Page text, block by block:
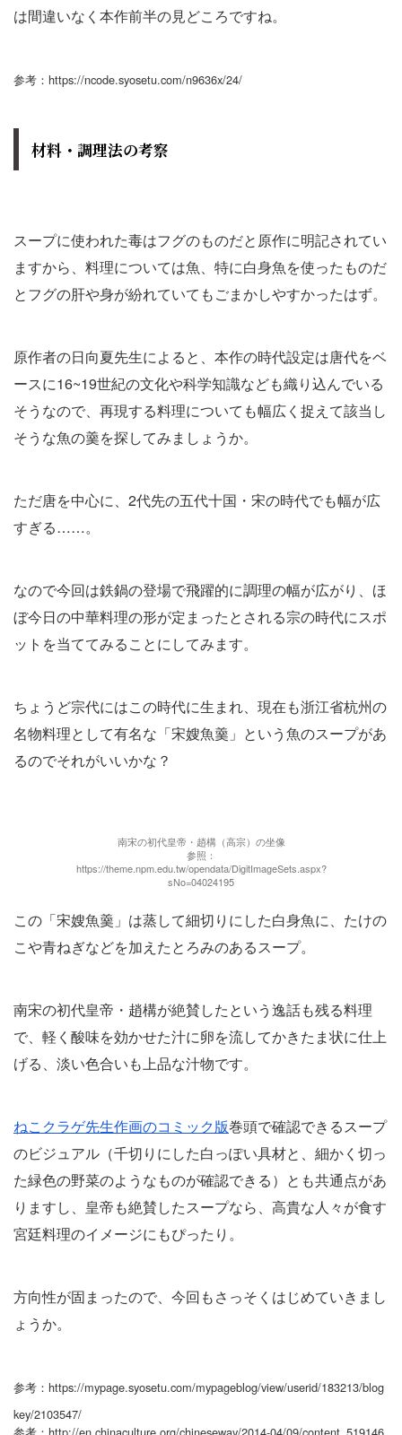
は間違いなく本作前半の見どころですね。
参考：https://ncode.syosetu.com/n9636x/24/
材料・調理法の考察
スープに使われた毒はフグのものだと原作に明記されてい
ますから、料理については魚、特に白身魚を使ったものだ
とフグの肝や身が紛れていてもごまかしやすかったはず。
原作者の日向夏先生によると、本作の時代設定は唐代をベ
ースに16~19世紀の文化や科学知識なども織り込んでいる
そうなので、再現する料理についても幅広く捉えて該当し
そうな魚の羹を探してみましょうか。
ただ唐を中心に、2代先の五代十国・宋の時代でも幅が広
すぎる……。
なので今回は鉄鍋の登場で飛躍的に調理の幅が広がり、ほ
ぼ今日の中華料理の形が定まったとされる宗の時代にスポ
ットを当ててみることにしてみます。
ちょうど宗代にはこの時代に生まれ、現在も浙江省杭州の
名物料理として有名な「宋嫂魚羹」という魚のスープがあ
るのでそれがいいかな？
南宋の初代皇帝・趙構（高宗）の坐像
参照：
https://theme.npm.edu.tw/opendata/DigitImageSets.aspx?
sNo=04024195
この「宋嫂魚羹」は蒸して細切りにした白身魚に、たけの
こや青ねぎなどを加えたとろみのあるスープ。
南宋の初代皇帝・趙構が絶賛したという逸話も残る料理
で、軽く酸味を効かせた汁に卵を流してかきたま状に仕上
げる、淡い色合いも上品な汁物です。
ねこクラゲ先生作画のコミック版巻頭で確認できるスープ
のビジュアル（千切りにした白っぽい具材と、細かく切っ
た緑色の野菜のようなものが確認できる）とも共通点があ
りますし、皇帝も絶賛したスープなら、高貴な人々が食す
宮廷料理のイメージにもぴったり。
方向性が固まったので、今回もさっそくはじめていきまし
ょうか。
参考：https://mypage.syosetu.com/mypageblog/view/userid/183213/blog
key/2103547/